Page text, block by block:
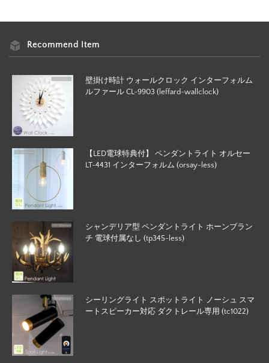
Recommend Item
壁掛け時計 ウォールクロック インターフォルム
ルファール CL-9903 (leffard-wallclock)
【LED電球特典付】 ペンダントライト オルセー
LT-4431 インターフォルム (orsay-less)
シャンデリア型 ペンダントライト ホーンブラン
チ 電球付属なし (tp345-less)
シーリングライト スポットライト ノーシュ スマ
ートスピーカー対応 ダクトレール専用 (tc1022)